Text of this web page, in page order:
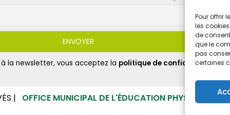
Pour offrir
les
de
que le
pas
certaines
à la newsletter, vous acceptez la politique de confidentialité
| OFFICE MUNICIPAL DE L'ÉDUCATION PHYSIQUE ET